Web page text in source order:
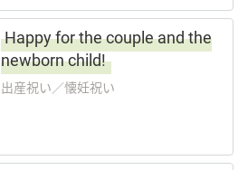
Happy for the couple and the
newborn child!
出産祝い／懐妊祝い